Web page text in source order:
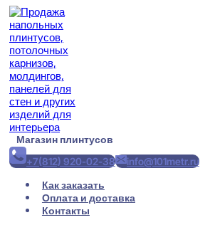
Перейти
содержимому
Магазин плинтусов
+7(812) 920-02-38
info@101metr.ru
Как заказать
Оплата и доставка
Контакты